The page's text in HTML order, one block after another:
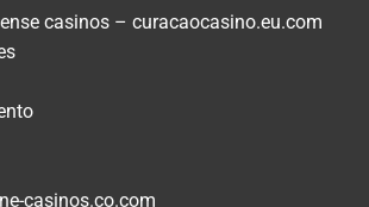
casinos – curacaocasino.eu.com
casinos.co.com